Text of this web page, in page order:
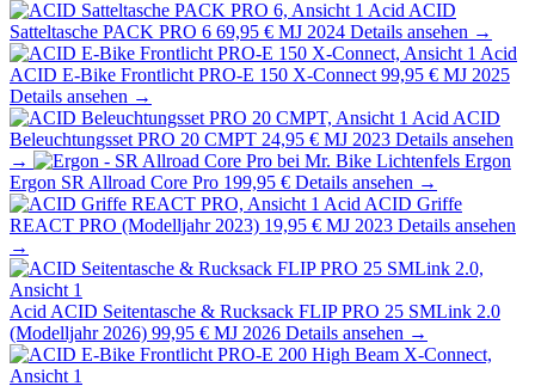
Acid ACID
Satteltasche PACK PRO 6 69,95 € MJ 2024 Details ansehen →
Acid
ACID E-Bike Frontlicht PRO-E 150 X-Connect 99,95 € MJ 2025
Details ansehen →
Acid ACID
Beleuchtungsset PRO 20 CMPT 24,95 € MJ 2023 Details ansehen
→
Ergon
Ergon SR Allroad Core Pro 199,95 € Details ansehen →
Acid ACID Griffe
REACT PRO (Modelljahr 2023) 19,95 € MJ 2023 Details ansehen
→
Acid ACID Seitentasche & Rucksack FLIP PRO 25 SMLink 2.0
(Modelljahr 2026) 99,95 € MJ 2026 Details ansehen →